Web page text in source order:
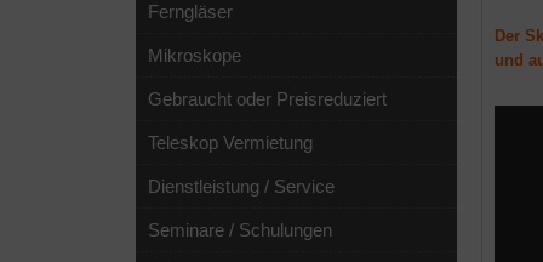
Der
und
Ferngläser
Mikroskope
Gebraucht oder Preisreduziert
Teleskop Vermietung
Dienstleistung / Service
Seminare / Schulungen